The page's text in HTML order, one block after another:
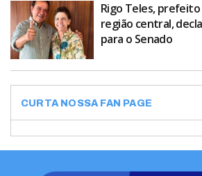
Rigo Teles,
região central,
para o Senado
CURTA NOSSA FAN PAGE